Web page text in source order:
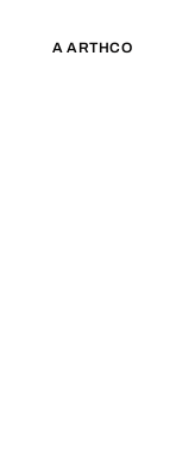
A ARTHCO